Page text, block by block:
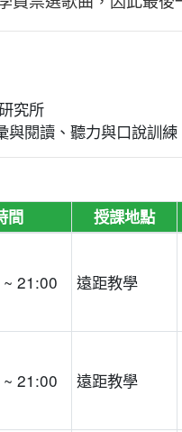
究所
與閱讀、聽力與口說訓
間 授課地點
21:00 遠距教學
21:00 遠距教學